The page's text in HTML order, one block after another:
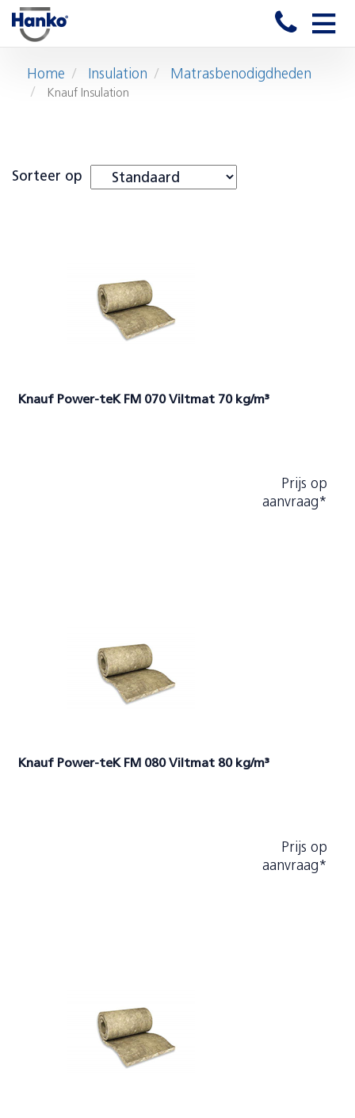
Toggle
Home Insulation Matrasbenodigdheden
Knauf Insulation
Sorteer op
Knauf Power-teK FM 070 Viltmat 70 kg/m³
Prijs op
aanvraag*
Knauf Power-teK FM 080 Viltmat 80 kg/m³
Prijs op
aanvraag*